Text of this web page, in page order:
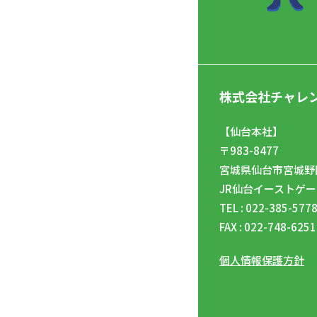
株式会社チャレ
【仙台本社】
〒983-8477
宮城県仙台市宮城
JR仙台イーストゲ
TEL : 022-385-5778
FAX : 022-748-6251
個人情報保護方針